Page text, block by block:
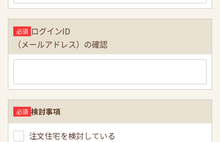
ログインID
（メールアドレス）の確認
検討事項
注文住宅を検討している